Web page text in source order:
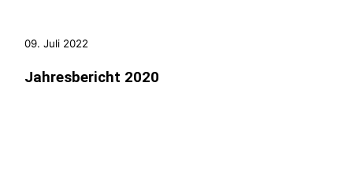
09. Juli 2022
Jahresbericht 2020